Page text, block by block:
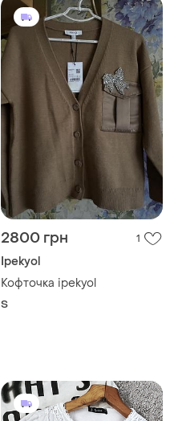
2800 грн 1
Ipekyol
Кофточка ipekyol
S